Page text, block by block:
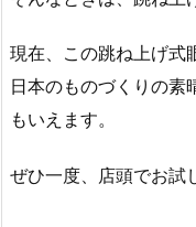
現在、この跳ね上げ式
日本のものづくりの素
もいえます。
ぜひ一度、店頭でお試